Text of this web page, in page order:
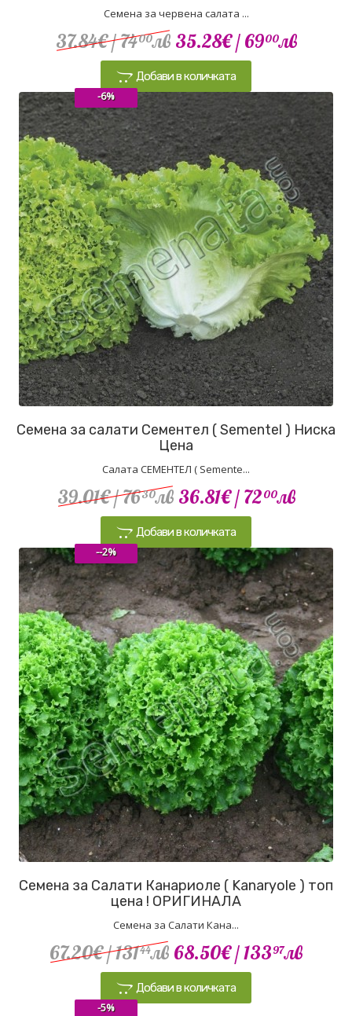
Семена за червена салата ...
37.84€/ 7400лв 35.28€/ 6900лв
Добави в количката
Семена за салати Сементел ( Sementel ) Ниска
Цена
Салата СЕМЕНТЕЛ ( Semente...
39.01€/ 7630лв 36.81€/ 7200лв
Добави в количката
-6%
Семена за Салати Канариоле ( Kanaryole ) топ
цена ! ОРИГИНАЛА
Семена за Салати Кана...
67.20€/ 13144лв 68.50€/ 13397лв
Добави в количката
--2%
-5%